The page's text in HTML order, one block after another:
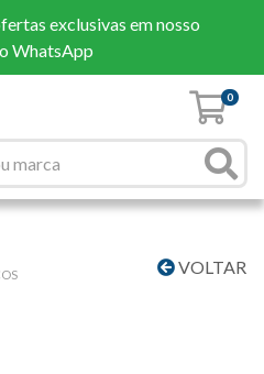
exclusivas em nosso
WhatsApp
0
VOLTAR